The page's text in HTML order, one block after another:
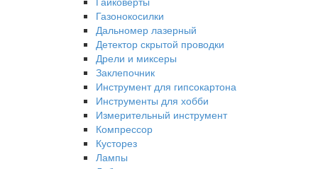
Газонокосилки
Дальномер лазерный
Детектор скрытой проводки
Дрели и миксеры
Заклепочник
Инструмент для гипсокартона
Инструменты для хобби
Измерительный инструмент
Компрессор
Кусторез
Лампы